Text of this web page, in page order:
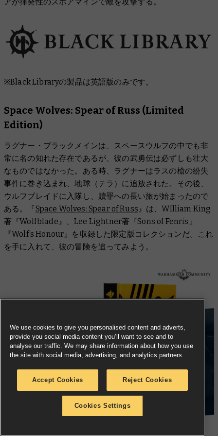
アが揮発性のスポアマインで敵を攻撃する。
※Black Libraryの製品は英語版のみです。
Space Wolves: Spear of Russ (Limited
Edition)
ラグナー・ブラックメインは、スペースウルフの中でも非
常に名の知れた存在であるが、彼の武勇伝は必ずしも壮大
なものではなかった。ある時、ラグナーはラスの槍の紛失
事件に巻き込まれ、地球（テラ）に追放された。その後、
ウルフブレイドに入隊し、贖罪への長い旅が始まったので
ある。『Space Wolves: Spear of Russ 』は、WIlliam King
著『Wolfblade』、Lee Lightner著『Sons of Fenris』
『Wolf’s Honour』を収録した限定版コレクションだ。これ
を手に入れて、彼の冒険を追ってみよう。
We use cookies to give you personalised content and adverts,
provide you social media content you’ll want to see and to
analyse our traffic. We may share information about how you use
the site with social media, advertising, and analytics partners.
Accept Cookies Reject Cookies
Cookies Settings